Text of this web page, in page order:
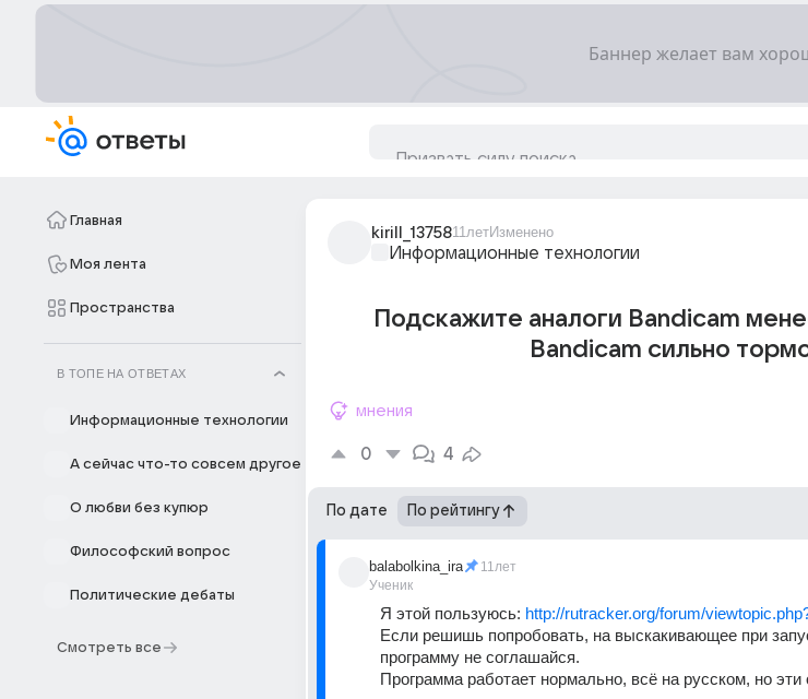
Главная
Моя лента
Пространства
В ТОПЕ НА ОТВЕТАХ
Информационные технологии
А сейчас что-то совсем другое
О любви без купюр
Философский вопрос
Политические дебаты
Смотреть все
kirill_1375811летИзменено
Информационные технологии
Подскажите аналоги Bandicam
Bandicam сильно
мнения
0 4
По дате По рейтингу
balabolkina_ira
Ученик
11лет
Я этой пользуюсь: http://rutracker.org/forum/
Если решишь попробовать, на выскакивающее при
программу не соглашайся.
Программа работает нормально, всё на русском, но